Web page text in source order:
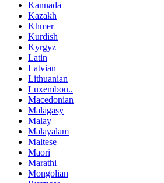
Kannada
Kazakh
Khmer
Kurdish
Kyrgyz
Latin
Latvian
Lithuanian
Luxembou..
Macedonian
Malagasy
Malay
Malayalam
Maltese
Maori
Marathi
Mongolian